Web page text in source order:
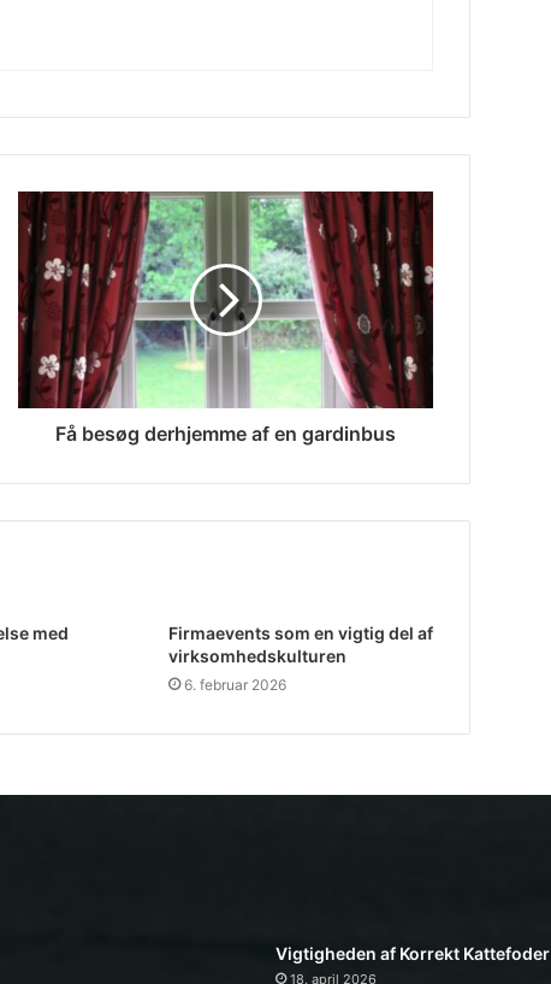
Få besøg derhjemme af en gardinbus
med
Firmaevents som en vigtig del af
virksomhedskulturen
6. februar 2026
Vigtigheden af Korrekt Kattefoder
18. april 2026